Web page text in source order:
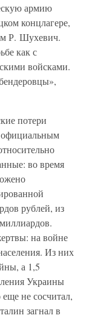
армию
концлагере,
Р. Шухевич.
как с
войсками.
потери
во время
рублей, из
на войне
Из них
а 1,5
Украины
не сосчитал,
загнал в